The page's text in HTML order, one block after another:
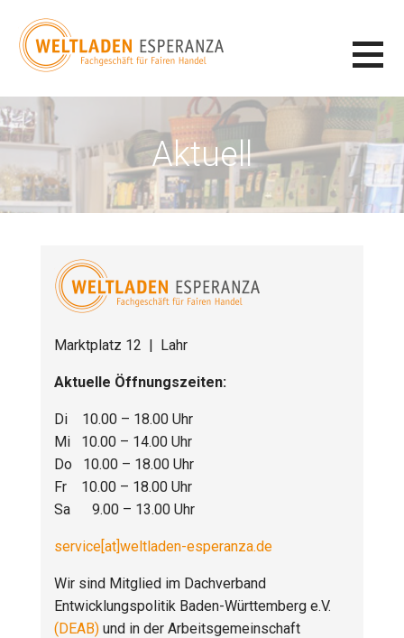
Inhalt
springen
Aktuell
Marktplatz 12 | Lahr
Aktuelle Öffnungszeiten:
Di 10.00 – 18.00 Uhr
Mi 10.00 – 14.00 Uhr
Do 10.00 – 18.00 Uhr
Fr 10.00 – 18.00 Uhr
Sa 9.00 – 13.00 Uhr
service[at]weltladen-esperanza.de
Wir sind Mitglied im Dachverband
Entwicklungspolitik Baden-Württemberg e.V.
(DEAB)und in der Arbeitsgemeinschaft